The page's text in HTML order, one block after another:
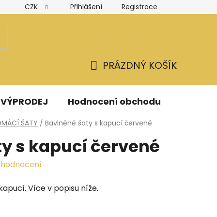
Hodnocení obchodu Obchodní podmínky
CZK Přihlášení Registrace
KOŠÍK
PRÁZDNÝ KOŠÍK
VÝPRODEJ Hodnocení obchodu
ŠATY / Bavlněné šaty s kapucí červené
s kapucí červené
Více v popisu níže.